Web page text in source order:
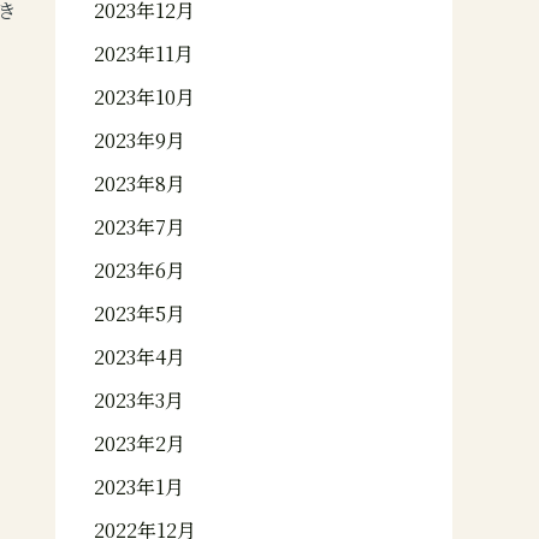
2023年12月
2023年11月
2023年10月
2023年9月
2023年8月
2023年7月
2023年6月
2023年5月
2023年4月
2023年3月
2023年2月
2023年1月
2022年12月